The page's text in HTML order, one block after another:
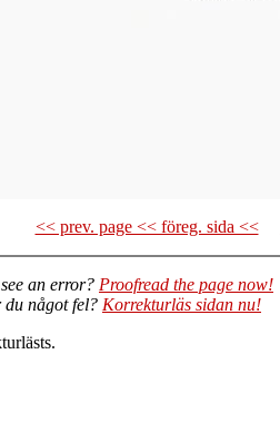
<< prev. page << föreg. sida <<
an error? Proofread the page now!
något fel? Korrekturläs sidan nu!